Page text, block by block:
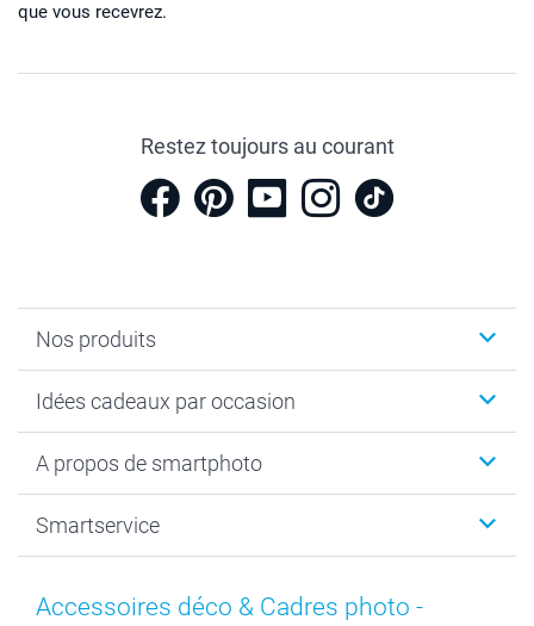
que vous recevrez.
Restez toujours au courant
Nos produits
Calendrier photo & Agenda photo
Tirage photo & agrandissement
Faire-part & Cartes
Coques smartphone
Idées cadeaux par occasion
Anniversaire
Naissance & baptême
Fête des Mères
A propos de smartphoto
Plan du site
Droit de rétraction
Smartservice
Aide
Accessoires déco & Cadres photo -